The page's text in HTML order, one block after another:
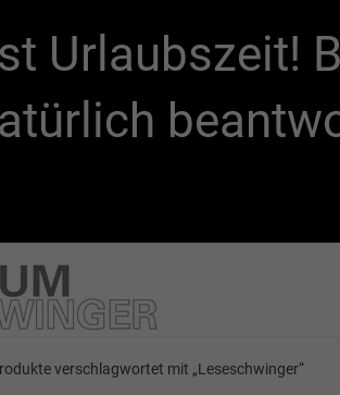
Urlaubszeit!
verschlagwortet mit „Leseschwinger“